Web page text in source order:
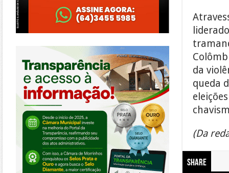
da
queda
(Da
Share
https://morrinhos.go.leg.br/